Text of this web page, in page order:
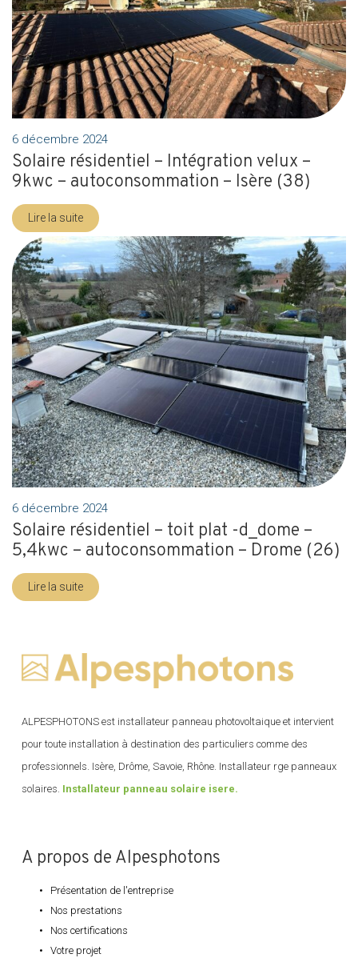
6 décembre 2024
Solaire résidentiel – Intégration velux –
9kwc – autoconsommation – Isère (38)
Lire la suite
6 décembre 2024
Solaire résidentiel – toit plat -d_dome –
5,4kwc – autoconsommation – Drome (26)
Lire la suite
ALPESPHOTONS est installateur panneau photovoltaique et intervient
pour toute installation à destination des particuliers comme des
professionnels. Isère, Drôme, Savoie, Rhône. Installateur rge panneaux
solaires. Installateur panneau solaire isere.
A propos de Alpesphotons
Présentation de l'entreprise
Nos prestations
Nos certifications
Votre projet